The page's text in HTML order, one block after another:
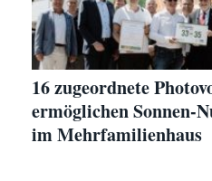
16 zugeordnete
ermöglichen
im Mehrfamilienhaus